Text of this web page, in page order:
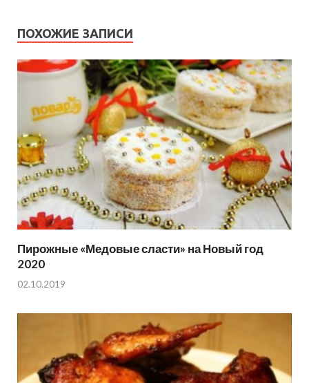
ПОХОЖИЕ ЗАПИСИ
Пирожные «Медовые сласти» на Новый год
2020
02.10.2019